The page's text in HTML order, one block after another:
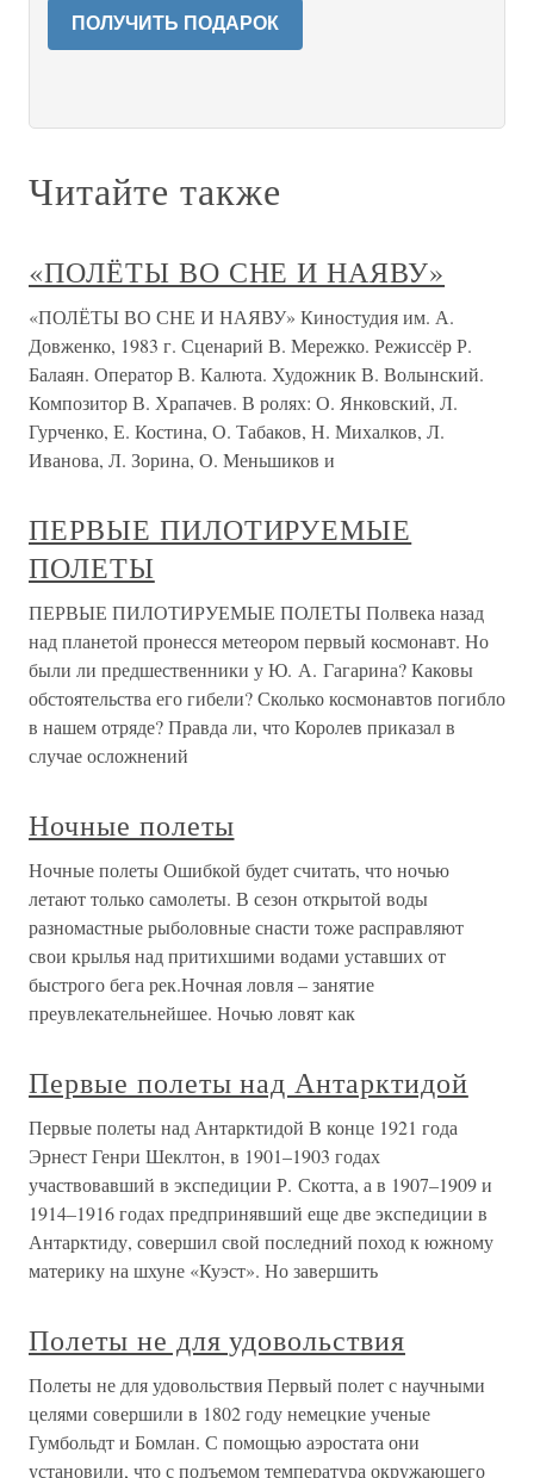
ПОЛУЧИТЬ ПОДАРОК
Читайте также
«ПОЛЁТЫ ВО СНЕ И НАЯВУ»
«ПОЛЁТЫ ВО СНЕ И НАЯВУ» Киностудия им. А.
Довженко, 1983 г. Сценарий В. Мережко. Режиссёр Р.
Балаян. Оператор В. Калюта. Художник В. Волынский.
Композитор В. Храпачев. В ролях: О. Янковский, Л.
Гурченко, Е. Костина, О. Табаков, Н. Михалков, Л.
Иванова, Л. Зорина, О. Меньшиков и
ПЕРВЫЕ ПИЛОТИРУЕМЫЕ
ПОЛЕТЫ
ПЕРВЫЕ ПИЛОТИРУЕМЫЕ ПОЛЕТЫ Полвека назад
над планетой пронесся метеором первый космонавт. Но
были ли предшественники у Ю. А. Гагарина? Каковы
обстоятельства его гибели? Сколько космонавтов погибло
в нашем отряде? Правда ли, что Королев приказал в
случае осложнений
Ночные полеты
Ночные полеты Ошибкой будет считать, что ночью
летают только самолеты. В сезон открытой воды
разномастные рыболовные снасти тоже расправляют
свои крылья над притихшими водами уставших от
быстрого бега рек.Ночная ловля – занятие
преувлекательнейшее. Ночью ловят как
Первые полеты над Антарктидой
Первые полеты над Антарктидой В конце 1921 года
Эрнест Генри Шеклтон, в 1901–1903 годах
участвовавший в экспедиции Р. Скотта, а в 1907–1909 и
1914–1916 годах предпринявший еще две экспедиции в
Антарктиду, совершил свой последний поход к южному
материку на шхуне «Куэст». Но завершить
Полеты не для удовольствия
Полеты не для удовольствия Первый полет с научными
целями совершили в 1802 году немецкие ученые
Гумбольдт и Бомлан. С помощью аэростата они
установили, что с подъемом температура окружающего